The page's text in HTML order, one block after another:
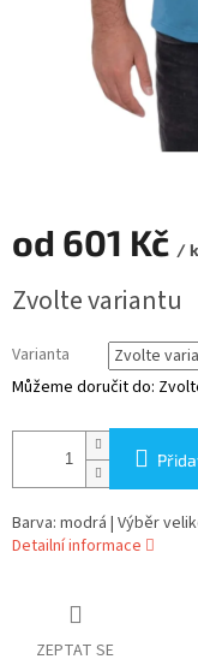
od 601 Kč /
cena:
Zvolte variantu
Varianta
Můžeme doručit do:
Barva: modrá | Výběr
Detailní informace
ZEPTAT SE